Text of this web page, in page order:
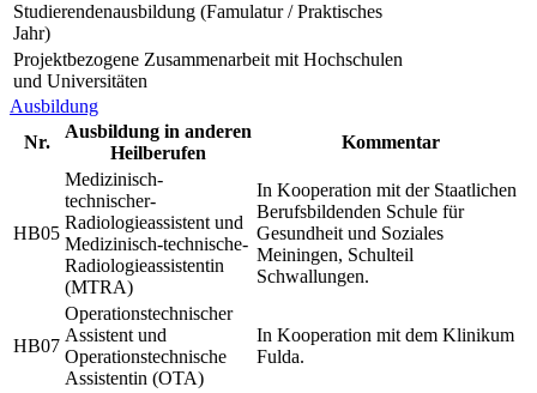
Studierendenausbildung (Famulatur / Praktisches
Jahr)
Projektbezogene Zusammenarbeit mit Hochschulen
und Universitäten
Ausbildung
Nr.
Ausbildung in anderen
Heilberufen
Kommentar
HB05
Medizinisch-
technischer-
Radiologieassistent und
Medizinisch-technische-
Radiologieassistentin
(MTRA)
In Kooperation mit der Staatlichen
Berufsbildenden Schule für
Gesundheit und Soziales
Meiningen, Schulteil
Schwallungen.
HB07
Operationstechnischer
Assistent und
Operationstechnische
Assistentin (OTA)
In Kooperation mit dem Klinikum
Fulda.